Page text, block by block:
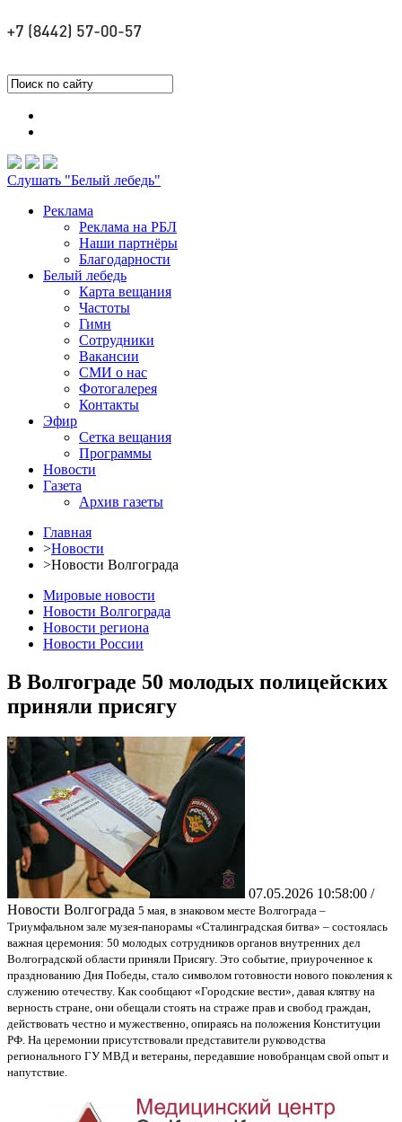
Слушать "Белый лебедь"
Реклама
Реклама на РБЛ
Наши партнёры
Благодарности
Белый лебедь
Карта вещания
Частоты
Гимн
Сотрудники
Вакансии
СМИ о нас
Фотогалерея
Контакты
Эфир
Сетка вещания
Программы
Новости
Газета
Архив газеты
Главная
>Новости
>Новости Волгограда
Мировые новости
Новости Волгограда
Новости региона
Новости России
В Волгограде 50 молодых полицейских
приняли присягу
07.05.2026 10:58:00 /
Новости Волгограда 5 мая, в знаковом месте Волгограда –
Триумфальном зале музея-панорамы «Сталинградская битва» – состоялась
важная церемония: 50 молодых сотрудников органов внутренних дел
Волгоградской области приняли Присягу. Это событие, приуроченное к
празднованию Дня Победы, стало символом готовности нового поколения к
служению отечеству. Как сообщают «Городские вести», давая клятву на
верность стране, они обещали стоять на страже прав и свобод граждан,
действовать честно и мужественно, опираясь на положения Конституции
РФ. На церемонии присутствовали представители руководства
регионального ГУ МВД и ветераны, передавшие новобранцам свой опыт и
напутствие.